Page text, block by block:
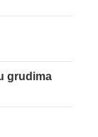
grudima